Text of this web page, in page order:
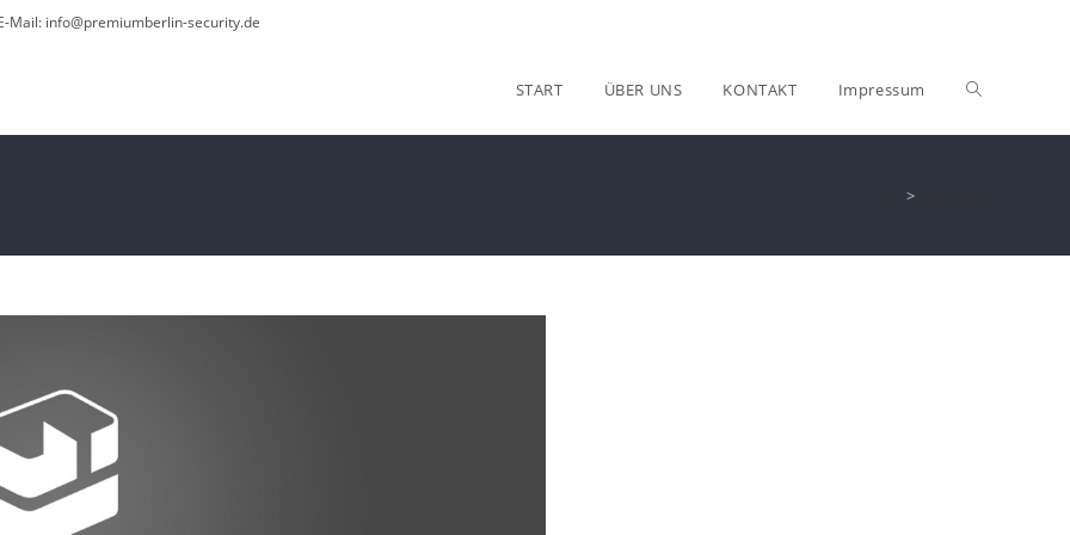
Mail: info@premiumberlin-security.de
START ÜBER UNS KONTAKT Impressum
>